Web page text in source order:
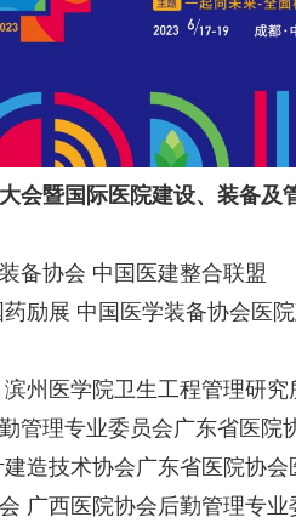
会暨国际医院建设、装备及
备协会 中国医建整合联盟
励展 中国医学装备协会医
州医学院卫生工程管理研
管理专业委员会广东省医院
造技术协会广东省医院协
广西医院协会后勤管理专